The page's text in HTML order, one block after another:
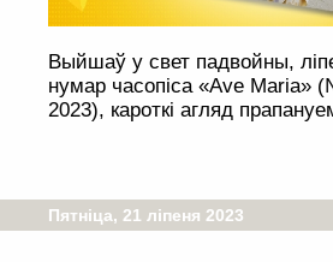
Выйшаў у свет падвойны,
нумар часопіса «Ave Maria»
2023), кароткі агляд
Пятніца, 21 ліпеня 2023